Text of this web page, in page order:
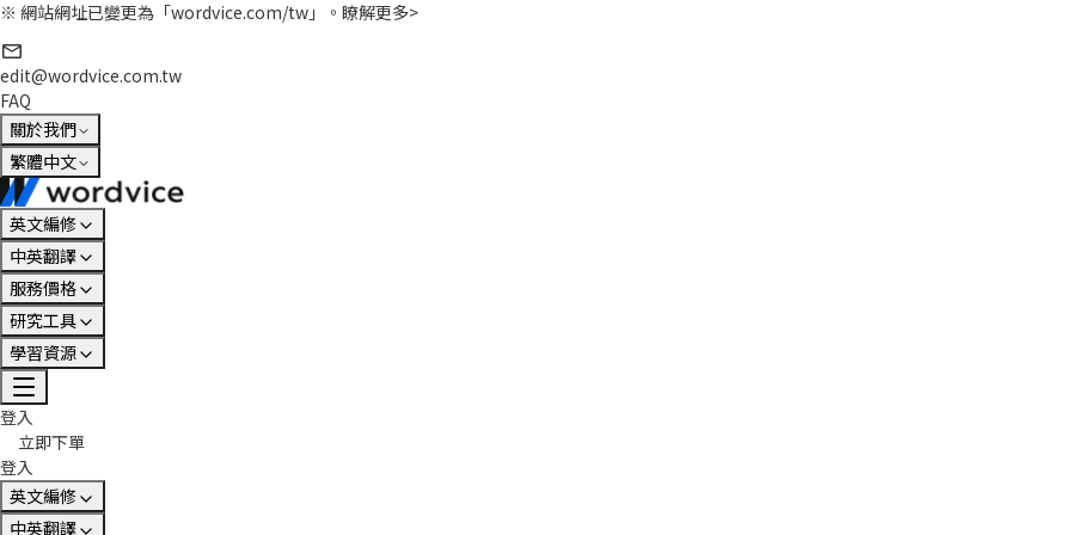
※ 網站網址已變更為「wordvice.com/tw」。 瞭解更多>
edit@wordvice.com.tw
FAQ
關於我們
繁體中文
英文編修
中英翻譯
服務價格
研究工具
學習資源
登入
立即下單
登入
英文編修
中英翻譯